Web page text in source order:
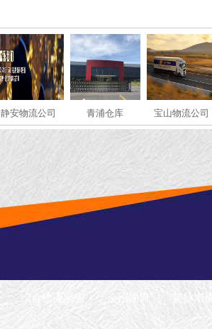
静安物流公司 青浦仓库 宝山物流公司
综合物流服务 全国物流 英脉增